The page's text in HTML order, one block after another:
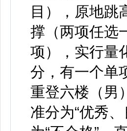
目），原地跳
撑（两项任选
项），实行量
分，有一个单
重登六楼（男
准分为“优秀